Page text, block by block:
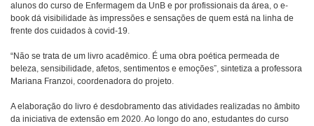
alunos do curso de Enfermagem da UnB e por profissionais da área, o e-
book dá visibilidade às impressões e sensações de quem está na linha de
frente dos cuidados à covid-19.
“Não se trata de um livro acadêmico. É uma obra poética permeada de
beleza, sensibilidade, afetos, sentimentos e emoções”, sintetiza a professora
Mariana Franzoi, coordenadora do projeto.
A elaboração do livro é desdobramento das atividades realizadas no âmbito
da iniciativa de extensão em 2020. Ao longo do ano, estudantes do curso